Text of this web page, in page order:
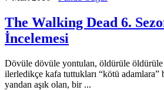
The Walking Dead 6.
İncelemesi
Dövüle dövüle yontulan, öldürüle öldürüle
ilerledikçe kafa tuttukları “kötü adamlara”
yandan aşık olan, bir ...